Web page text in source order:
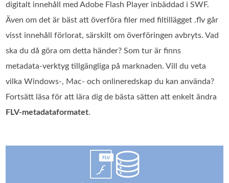
digitalt innehåll med Adobe Flash Player inbäddad i SWF.
Även om det är bäst att överföra filer med filtillägget .flv går
visst innehåll förlorat, särskilt om överföringen avbryts. Vad
ska du då göra om detta händer? Som tur är finns
metadata‑verktyg tillgängliga på marknaden. Vill du veta
vilka Windows-, Mac- och onlineredskap du kan använda?
Fortsätt läsa för att lära dig de bästa sätten att enkelt ändra
FLV‑metadataformatet.